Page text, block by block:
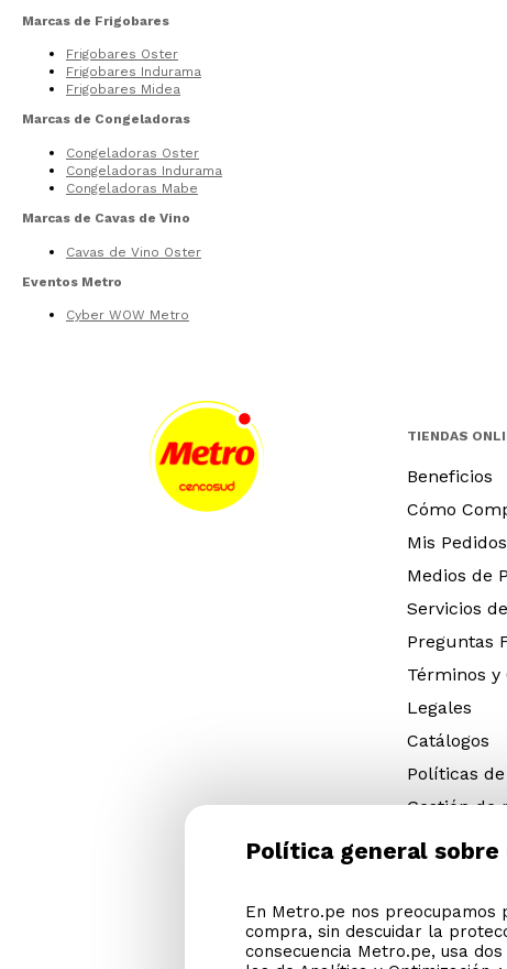
Marcas de Frigobares
Frigobares Oster
Frigobares Indurama
Frigobares Midea
Marcas de Congeladoras
Congeladoras Oster
Congeladoras Indurama
Congeladoras Mabe
Marcas de Cavas de Vino
Cavas de Vino Oster
Eventos Metro
Cyber WOW Metro
TIENDAS
Beneficios
Cómo
Mis Pedidos
Medios de
Servicios
Preguntas
Términos y
Legales
Catálogos
Políticas
Gestión de
Gestión de
Descargar
Cyber
Política general sobre
En Metro.pe nos preocupamos
compra, sin descuidar la
consecuencia Metro.pe, usa